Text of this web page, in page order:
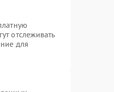
отслеживать
для